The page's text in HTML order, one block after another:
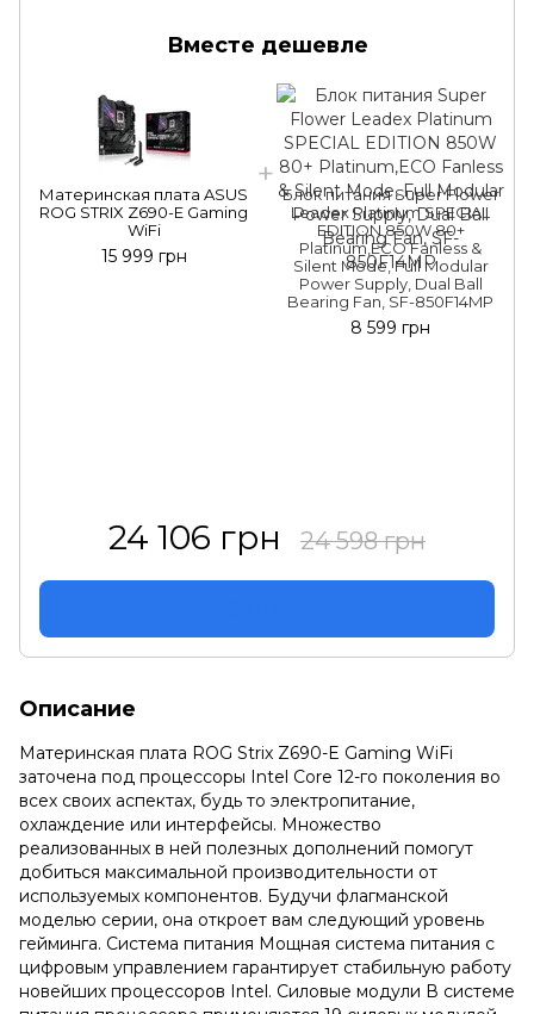
Вместе дешевле
Материнская плата ASUS
ROG STRIX Z690-E Gaming
WiFi
15 999 грн
Блок питания Super Flower
Leadex Platinum SPECIAL
EDITION 850W 80+
Platinum,ECO Fanless &
Silent Mode, Full Modular
Power Supply, Dual Ball
Bearing Fan, SF-850F14MP
8 599 грн
24 106 грн 24 598 грн
Описание
Материнская плата ROG Strix Z690-E Gaming WiFi
заточена под процессоры Intel Core 12-го поколения во
всех своих аспектах, будь то электропитание,
охлаждение или интерфейсы. Множество
реализованных в ней полезных дополнений помогут
добиться максимальной производительности от
используемых компонентов. Будучи флагманской
моделью серии, она откроет вам следующий уровень
гейминга. Система питания Мощная система питания с
цифровым управлением гарантирует стабильную работу
новейших процессоров Intel. Cиловые модули В системе